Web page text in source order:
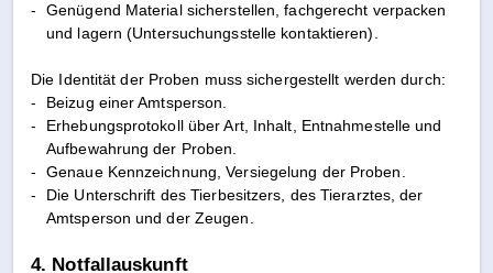
-
Genügend Material sicherstellen, fachgerecht verpacken
und lagern (Untersuchungsstelle kontaktieren).
Die Identität der Proben muss sichergestellt werden durch:
-
Beizug einer Amtsperson.
-
Erhebungsprotokoll über Art, Inhalt, Entnahmestelle und
Aufbewahrung der Proben.
-
Genaue Kennzeichnung, Versiegelung der Proben.
-
Die Unterschrift des Tierbesitzers, des Tierarztes, der
Amtsperson und der Zeugen.
4. Notfallauskunft